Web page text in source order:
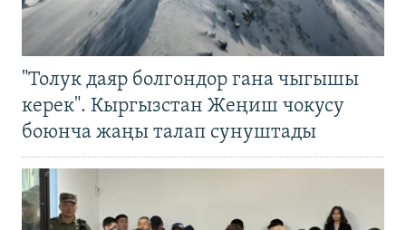
"Толук даяр болгондор гана чыгышы
керек". Кыргызстан Жеңиш чокусу
боюнча жаңы талап сунуштады